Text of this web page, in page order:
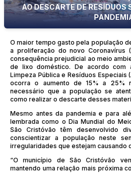
AO DESCARTE DE RESÍDUOS
O maior tempo gasto pela população
a proliferação do novo Coronavírus
consequência prejudicial ao meio
de lixo doméstico. De acordo com
Limpeza Pública e Resíduos Especiais
ocorra o aumento de 15% a 25%
necessário que a população se
como realizar o descarte desses
Mesmo antes da pandemia e para
lembrada como o Dia Mundial do
São Cristóvão têm desenvolvido
conscientizar a população neste
irregularidades que estejam causando
“O município de São Cristóvão
mantendo uma relação mais próxima